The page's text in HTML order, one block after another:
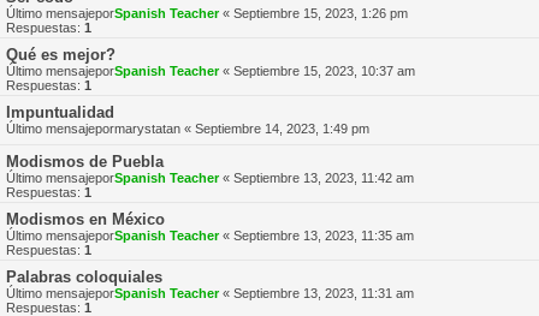
Último mensajeporSpanish Teacher« Septiembre 15, 2023, 1:26 pm
Respuestas: 1
Qué es mejor?
Último mensajeporSpanish Teacher« Septiembre 15, 2023, 10:37 am
Respuestas: 1
Impuntualidad
Último mensajepormarystatan « Septiembre 14, 2023, 1:49 pm
Modismos de Puebla
Último mensajeporSpanish Teacher« Septiembre 13, 2023, 11:42 am
Respuestas: 1
Modismos en México
Último mensajeporSpanish Teacher« Septiembre 13, 2023, 11:35 am
Respuestas: 1
Palabras coloquiales
Último mensajeporSpanish Teacher« Septiembre 13, 2023, 11:31 am
Respuestas: 1